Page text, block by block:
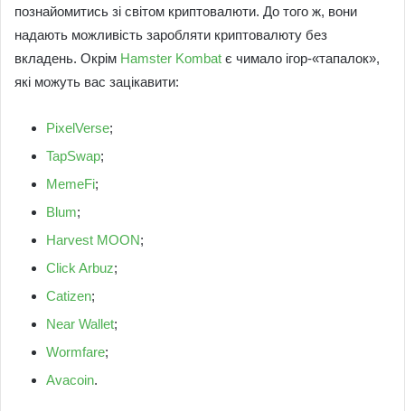
познайомитись зі світом криптовалюти. До того ж, вони
надають можливість заробляти криптовалюту без
вкладень. Окрім Hamster Kombat є чимало ігор-«тапалок»,
які можуть вас зацікавити:
PixelVerse;
TapSwap;
MemeFi;
Blum;
Harvest MOON;
Click Arbuz;
Catizen;
Near Wallet;
Wormfare;
Avacoin.